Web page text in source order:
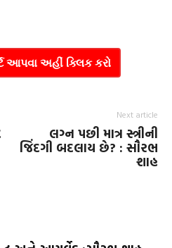
આપવા અહીં ક્લિક કરો
Next article
લગ્ન પછી માત્ર સ્ત્રીની
જિંદગી બદલાય છે? : સૌરભ
શાહ